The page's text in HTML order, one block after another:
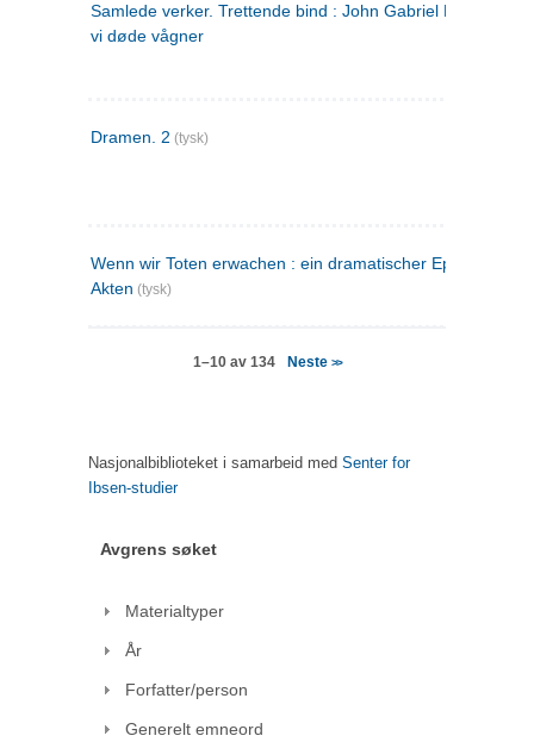
Samlede verker. Trettende bind : John Gabriel Borkman ;
vi døde vågner
Dramen. 2 (tysk)
Wenn wir Toten erwachen : ein dramatischer Epilog in drei
Akten (tysk)
1–10 av 134 Neste >>
Nasjonalbiblioteket i samarbeid med Senter for
Ibsen-studier
Avgrens søket
Materialtyper
År
Forfatter/person
Generelt emneord